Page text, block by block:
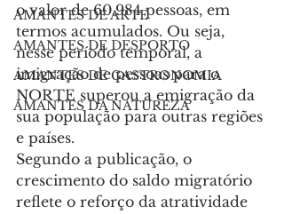
AMANTES DE ARTE
AMANTES DE DESPORTO
AMANTES DE GASTRONOMIA
AMANTES DA NATUREZA
o valor de 60.984 pessoas, em
termos acumulados. Ou seja,
nesse período temporal, a
imigração de pessoas para o
NORTE superou a emigração da
sua população para outras regiões
e países.
Segundo a publicação, o
crescimento do saldo migratório
reflete o reforço da atratividade